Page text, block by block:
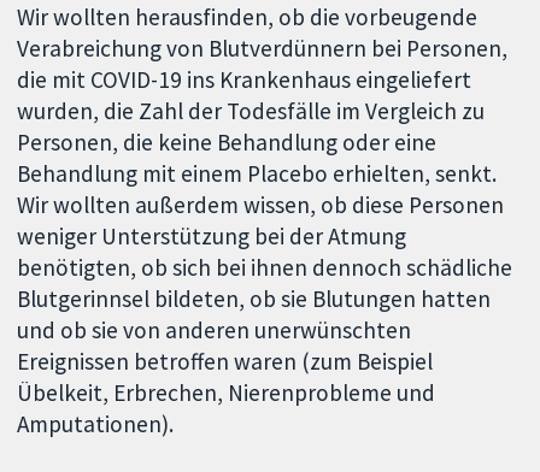
Wir wollten herausfinden, ob die vorbeugende
Verabreichung von Blutverdünnern bei Personen,
die mit COVID-19 ins Krankenhaus eingeliefert
wurden, die Zahl der Todesfälle im Vergleich zu
Personen, die keine Behandlung oder eine
Behandlung mit einem Placebo erhielten, senkt.
Wir wollten außerdem wissen, ob diese Personen
weniger Unterstützung bei der Atmung
benötigten, ob sich bei ihnen dennoch schädliche
Blutgerinnsel bildeten, ob sie Blutungen hatten
und ob sie von anderen unerwünschten
Ereignissen betroffen waren (zum Beispiel
Übelkeit, Erbrechen, Nierenprobleme und
Amputationen).